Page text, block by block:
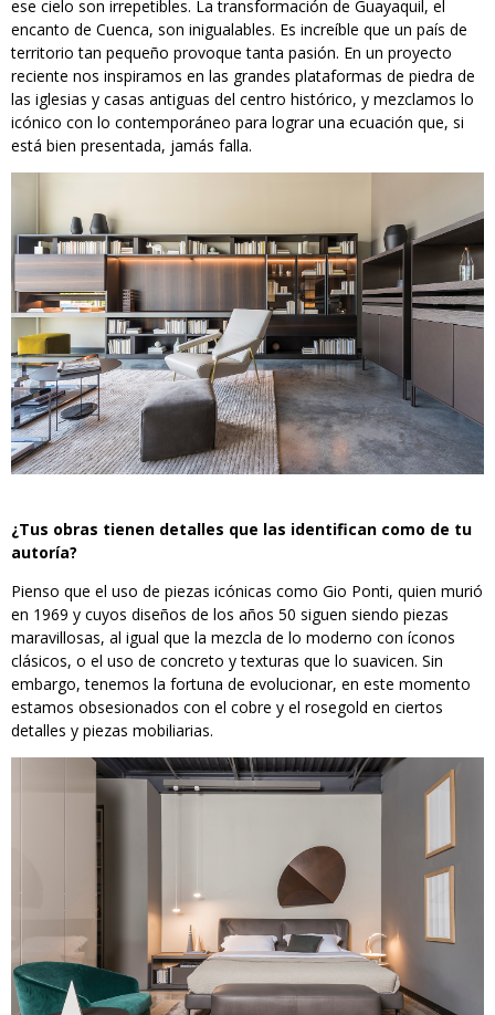
ese cielo son irrepetibles. La transformación de Guayaquil, el
encanto de Cuenca, son inigualables. Es increíble que un país de
territorio tan pequeño provoque tanta pasión. En un proyecto
reciente nos inspiramos en las grandes plataformas de piedra de
las iglesias y casas antiguas del centro histórico, y mezclamos lo
icónico con lo contemporáneo para lograr una ecuación que, si
está bien presentada, jamás falla.
¿Tus obras tienen detalles que las identifican como de tu
autoría?
Pienso que el uso de piezas icónicas como Gio Ponti, quien murió
en 1969 y cuyos diseños de los años 50 siguen siendo piezas
maravillosas, al igual que la mezcla de lo moderno con íconos
clásicos, o el uso de concreto y texturas que lo suavicen. Sin
embargo, tenemos la fortuna de evolucionar, en este momento
estamos obsesionados con el cobre y el rosegold en ciertos
detalles y piezas mobiliarias.